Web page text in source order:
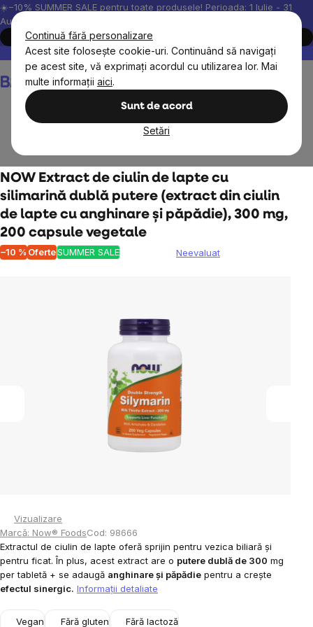
Continuă fără personalizare
Acest site folosește cookie-uri. Continuând să navigați
pe acest site, vă exprimați acordul cu utilizarea lor. Mai
multe informații aici.
Sunt de acord
Setări
Treci
la
conținut
☀️−10% SUMMER SALE pentru toate produsele! Perioada: 1 Iulie - 31
August, 2026.
Cumpără acum
Peste 200.000 de recenzii verificate
Produsele noastre sunt
Coş
de
NOW Extract de ciulin de lapte cu
silimarină dublă putere (extract din ciulin
de lapte cu anghinare și păpădie), 300 mg,
200 capsule vegetale
–10 % OferteSUMMER SALE
Evaluarea
0,0
din
stele.
Neevaluat
Vizualizare
Marcă: Now® FoodsCod: 98666
Extractul de ciulin de lapte oferă sprijin pentru vezica biliară și
pentru ficat. În plus, acest extract are o putere dublă de 300 mg
per tabletă + se adaugă anghinare și păpădie pentru a crește
efectul sinergic. Informaţii detaliate
Vegan Fără gluten Fără lactoză